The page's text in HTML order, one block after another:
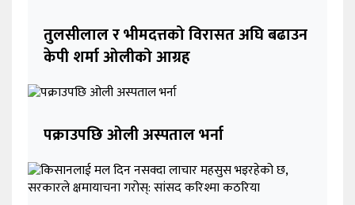
तुलसीलाल र भीमदत्तको विरासत अघि बढाउन
केपी शर्मा ओलीको आग्रह
पक्राउपछि ओली अस्पताल भर्ना